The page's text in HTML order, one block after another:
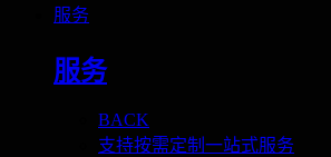
服务
服务
BACK
支持按需定制一站式服务